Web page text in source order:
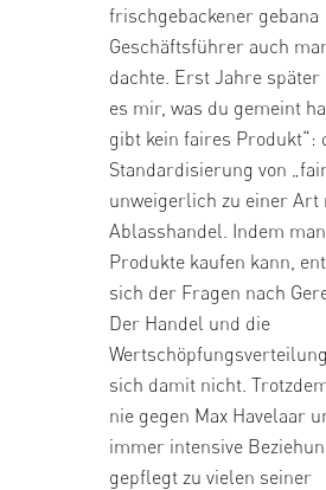
frischgebackener gebana
Geschäftsführer auch
dachte. Erst Jahre
es mir, was du gemeint
gibt kein faires Produkt“:
Standardisierung von
unweigerlich zu einer Art
Ablasshandel. Indem
Produkte kaufen kann,
sich der Fragen nach
Der Handel und die
sich damit nicht.
nie gegen Max Havelaar
immer intensive
gepflegt zu vielen seiner